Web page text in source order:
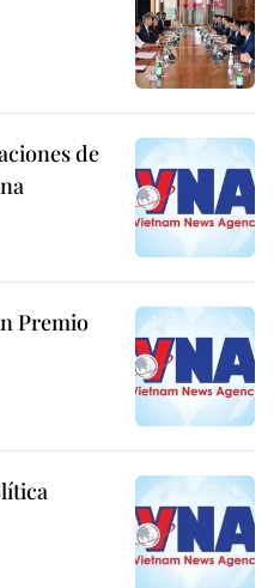
de
Premio